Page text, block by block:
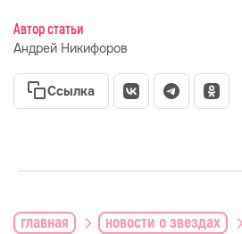
Автор статьи
Андрей Никифоров
Ссылка
главная новости о звездах